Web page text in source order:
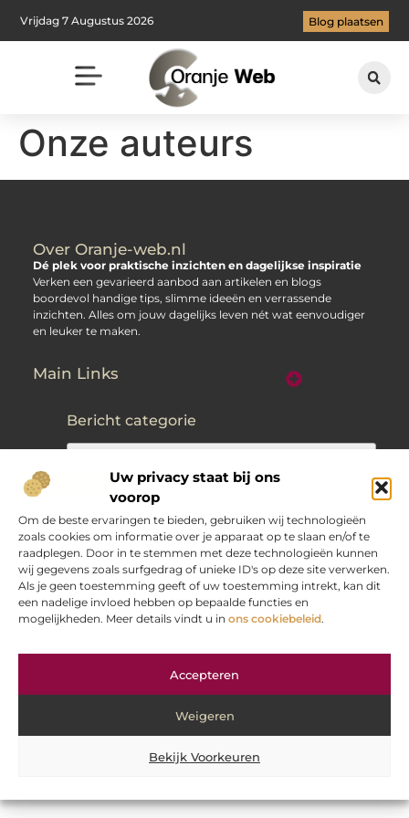
Uw privacy staat bij ons
voorop
Om de beste ervaringen te bieden, gebruiken wij technologieën
zoals cookies om informatie over je apparaat op te slaan en/of te
raadplegen. Door in te stemmen met deze technologieën kunnen
wij gegevens zoals surfgedrag of unieke ID's op deze site verwerken.
Als je geen toestemming geeft of uw toestemming intrekt, kan dit
een nadelige invloed hebben op bepaalde functies en
mogelijkheden. Meer details vindt u in ons cookiebeleid.
Accepteren
Weigeren
Bekijk Voorkeuren
Vrijdag 7 Augustus 2026 Blog plaatsen
Onze auteurs
Over Oranje-web.nl
Dé plek voor praktische inzichten en dagelijkse inspiratie
Verken een gevarieerd aanbod aan artikelen en blogs
boordevol handige tips, slimme ideeën en verrassende
inzichten. Alles om jouw dagelijks leven nét wat eenvoudiger
en leuker te maken.
Main Links
Bericht categorie
@2025 www.oranje-web.nl. All Right Reserved.